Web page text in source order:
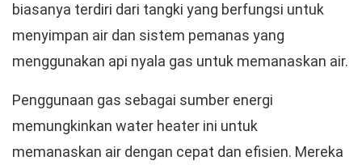
biasanya terdiri dari tangki yang berfungsi untuk
menyimpan air dan sistem pemanas yang
menggunakan api nyala gas untuk memanaskan air.
Penggunaan gas sebagai sumber energi
memungkinkan water heater ini untuk
memanaskan air dengan cepat dan efisien. Mereka